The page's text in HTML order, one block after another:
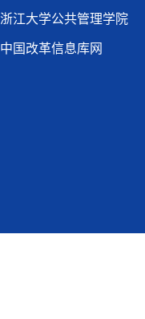
浙江大学公共管理学院
中国改革信息库网